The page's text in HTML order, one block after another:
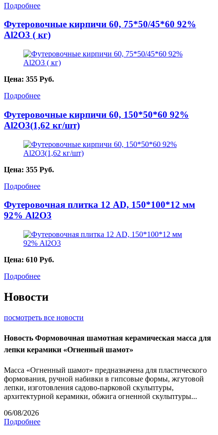
Подробнее
Футеровочные кирпичи 60, 75*50/45*60 92%
Al2O3 ( кг)
Цена: 355 Руб.
Подробнее
Футеровочные кирпичи 60, 150*50*60 92%
Al2O3(1,62 кг/шт)
Цена: 355 Руб.
Подробнее
Футеровочная плитка 12 AD, 150*100*12 мм
92% Al2O3
Цена: 610 Руб.
Подробнее
Новости
посмотреть все новости
Новость Формовочная шамотная керамическая масса для
лепки керамики «Огненный шамот»
Масса «Огненный шамот» предназначена для пластического
формования, ручной набивки в гипсовые формы, жгутовой
лепки, изготовления садово-парковой скульптуры,
архитектурной керамики, обжига огненной скульптуры...
06/08/2026
Подробнее